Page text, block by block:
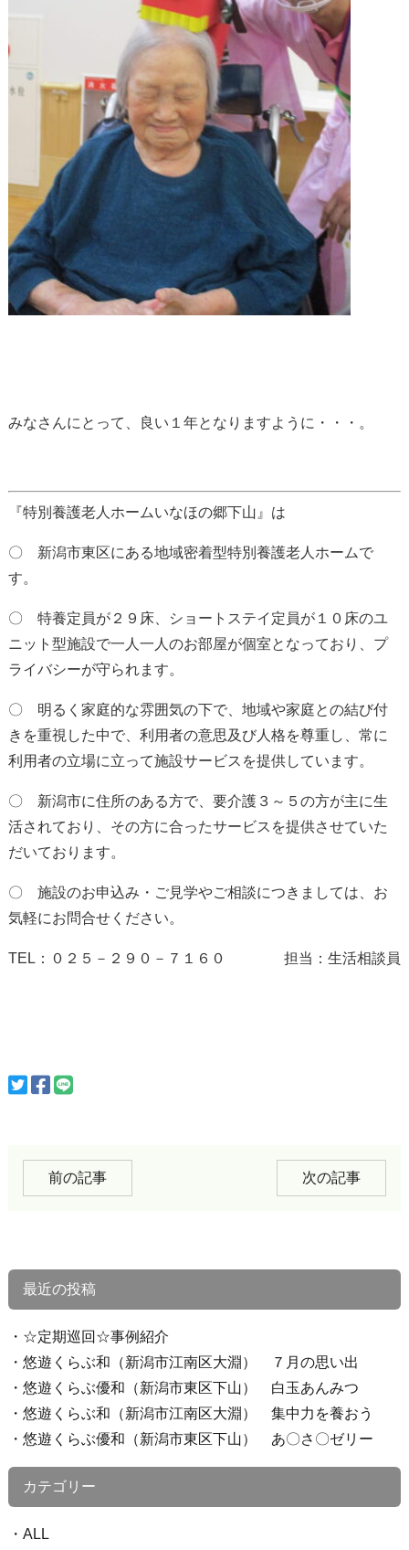
みなさんにとって、良い１年となりますように・・・。
『特別養護老人ホームいなほの郷下山』は
〇 新潟市東区にある地域密着型特別養護老人ホームで
す。
〇 特養定員が２９床、ショートステイ定員が１０床のユ
ニット型施設で一人一人のお部屋が個室となっており、プ
ライバシーが守られます。
〇 明るく家庭的な雰囲気の下で、地域や家庭との結び付
きを重視した中で、利用者の意思及び人格を尊重し、常に
利用者の立場に立って施設サービスを提供しています。
〇 新潟市に住所のある方で、要介護３～５の方が主に生
活されており、その方に合ったサービスを提供させていた
だいております。
〇 施設のお申込み・ご見学やご相談につきましては、お
気軽にお問合せください。
TEL：０２５－２９０－７１６０ 担当：生活相談員
前の記事 次の記事
最近の投稿
☆定期巡回☆事例紹介
悠遊くらぶ和（新潟市江南区大淵） ７月の思い出
悠遊くらぶ優和（新潟市東区下山） 白玉あんみつ
悠遊くらぶ和（新潟市江南区大淵） 集中力を養おう
悠遊くらぶ優和（新潟市東区下山） あ〇さ〇ゼリー
カテゴリー
ALL